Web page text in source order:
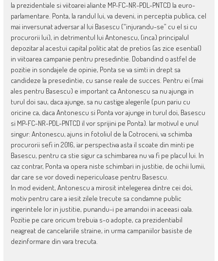
la prezidentiale si viitoarei aliante MP-FC-NR-PDL-PNTCD la euro-
parlamentare. Ponta, la randul lui, va deveni, in perceptia publica, cel
mai inversunat adversar al lui Basescu (“injurandu-se” cu el si cu
procurorii lui), in detrimentul lui Antonescu, (inca) principalul
depozitar al acestui capital politic atat de pretios (as zice esential)
in viitoarea campanie pentru presedintie. Dobandind o astfel de
pozitie in sondajele de opinie, Ponta se va simti in drept sa
candideze la presedintie, cu sanse reale de succes. Pentru ei (mai
ales pentru Basescu) e important ca Antonescu sa nu ajunga in
turul doi sau, daca ajunge, sa nu castige alegerile (pun pariu cu
oricine ca, daca Antonescu si Ponta vor ajunge in turul doi, Basescu
si MP-FC-NR-PDL-PNTCD il vor sprijini pe Ponta). Iar motivul e unul
singur: Antonescu, ajuns in fotoliul de la Cotroceni, va schimba
procurorii sefi in 2016, iar perspectiva asta il scoate din minti pe
Basescu, pentru ca stie sigur ca schimbarea nu va fi pe placul lui. In
caz contrar, Ponta va opera niste schimbari in justitie, de ochii lumii,
dar care se vor dovedi nepericuloase pentru Basescu.
In mod evident, Antonescu a mirosit intelegerea dintre cei doi,
motiv pentru care a iesit zilele trecute sa condamne public
ingerintele lor in justitie, punandu-i pe amandoi in aceeasi oala.
Pozitie pe care oricum trebuia s-o adopte, ca prezidentiabil
neagreat de cancelariile straine, in urma campaniilor basiste de
dezinformare din vara trecuta.